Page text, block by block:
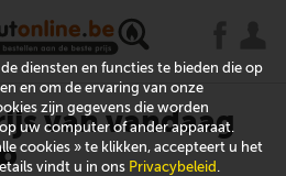
van vandaag
diensten en functies te bieden die op
en om de ervaring van onze
zijn gegevens die worden
uw computer of ander apparaat.
cookies » te klikken, accepteert u het
vindt u in ons Privacybeleid .